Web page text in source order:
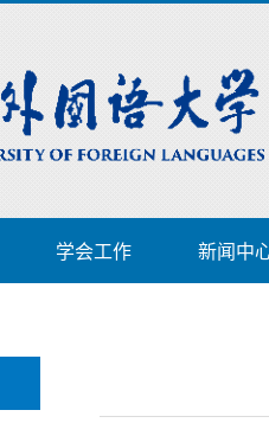
学会工作 新闻中